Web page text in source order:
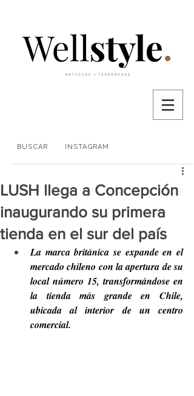
BUSCAR INSTAGRAM
LUSH llega a Concepción
inaugurando su primera
tienda en el sur del país
La marca británica se expande en el
mercado chileno con la apertura de su
local número 15, transformándose en
la tienda más grande en Chile,
ubicada al interior de un centro
comercial.